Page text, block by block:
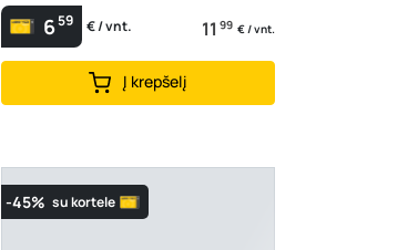
burbulas,...
659 € / vnt. 11 99 € / vnt.
Į krepšelį
-45% su kortele